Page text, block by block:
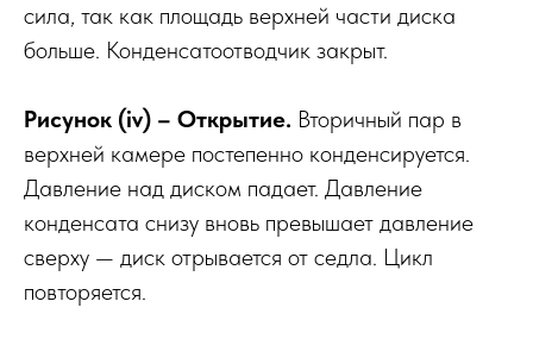
сила, так как площадь верхней части диска
больше. Конденсатоотводчик закрыт.
Рисунок (iv) – Открытие. Вторичный пар в
верхней камере постепенно конденсируется.
Давление над диском падает. Давление
конденсата снизу вновь превышает давление
сверху — диск отрывается от седла. Цикл
повторяется.